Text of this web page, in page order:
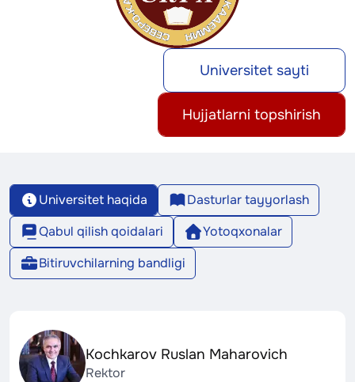
Universitet sayti
Hujjatlarni topshirish
Universitet haqida
Dasturlar tayyorlash
Qabul qilish qoidalari
Yotoqxonalar
Bitiruvchilarning bandligi
Kochkarov Ruslan Maharovich
Rektor